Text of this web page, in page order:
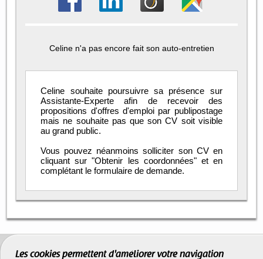
Celine n'a pas encore fait son auto-entretien
Celine souhaite poursuivre sa présence sur
Assistante-Experte afin de recevoir des
propositions d'offres d'emploi par publipostage
mais ne souhaite pas que son CV soit visible
au grand public.
Vous pouvez néanmoins solliciter son CV en
cliquant sur "Obtenir les coordonnées" et en
complétant le formulaire de demande.
Les cookies permettent d'améliorer votre navigation